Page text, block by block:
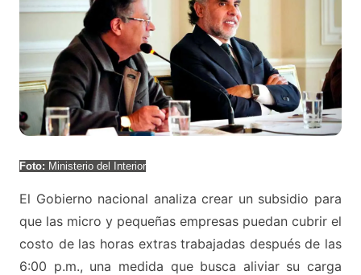
Foto: Ministerio del Interior
El Gobierno nacional analiza crear un subsidio para
que las micro y pequeñas empresas puedan cubrir el
costo de las horas extras trabajadas después de las
6:00 p.m., una medida que busca aliviar su carga